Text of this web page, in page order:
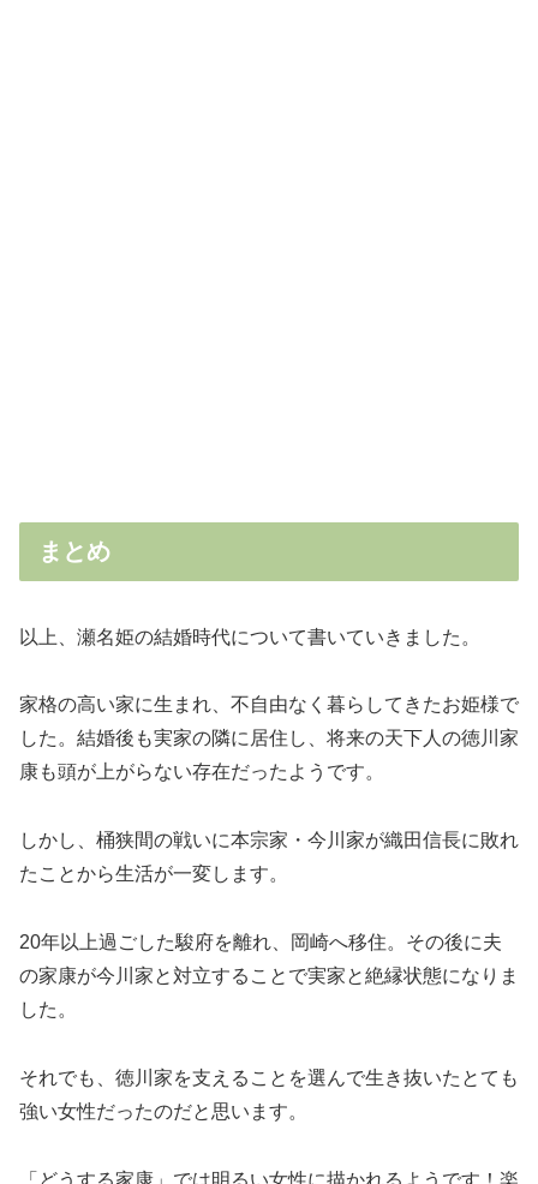
まとめ
以上、瀬名姫の結婚時代について書いていきました。
家格の高い家に生まれ、不自由なく暮らしてきたお姫様で
した。結婚後も実家の隣に居住し、将来の天下人の徳川家
康も頭が上がらない存在だったようです。
しかし、桶狭間の戦いに本宗家・今川家が織田信長に敗れ
たことから生活が一変します。
20年以上過ごした駿府を離れ、岡崎へ移住。その後に夫
の家康が今川家と対立することで実家と絶縁状態になりま
した。
それでも、徳川家を支えることを選んで生き抜いたとても
強い女性だったのだと思います。
「どうする家康」では明るい女性に描かれるようです！楽